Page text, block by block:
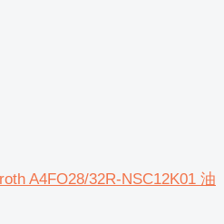
A4FO28/32R-NSC12K01 油